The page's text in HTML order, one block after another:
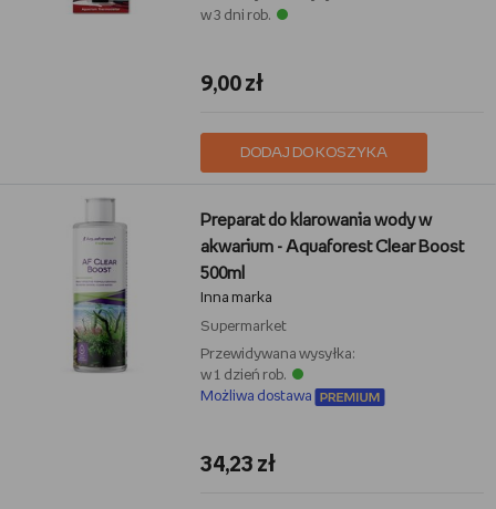
w 3 dni rob.
9,00 zł
DODAJ DO KOSZYKA
Preparat do klarowania wody w
akwarium - Aquaforest Clear Boost
500ml
Inna marka
Supermarket
Przewidywana wysyłka:
w 1 dzień rob.
Możliwa dostawa
34,23 zł